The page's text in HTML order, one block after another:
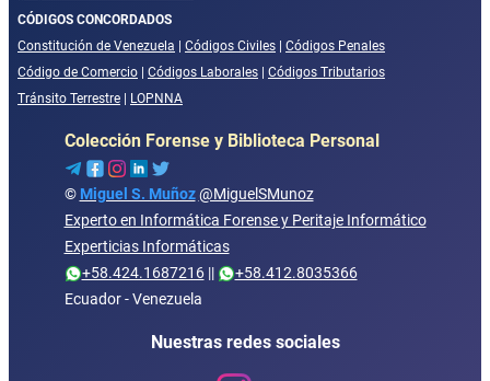
CÓDIGOS CONCORDADOS
Constitución de Venezuela
Códigos Civiles
Códigos Penales
Código de Comercio
Códigos Laborales
Códigos Tributarios
Tránsito Terrestre
LOPNNA
Colección Forense y Biblioteca Personal
© Miguel S. Muñoz @MiguelSMunoz
Experto en Informática Forense y Peritaje Informático
Experticias Informáticas
+58.424.1687216||
+58.412.8035366
Ecuador - Venezuela
Nuestras redes sociales